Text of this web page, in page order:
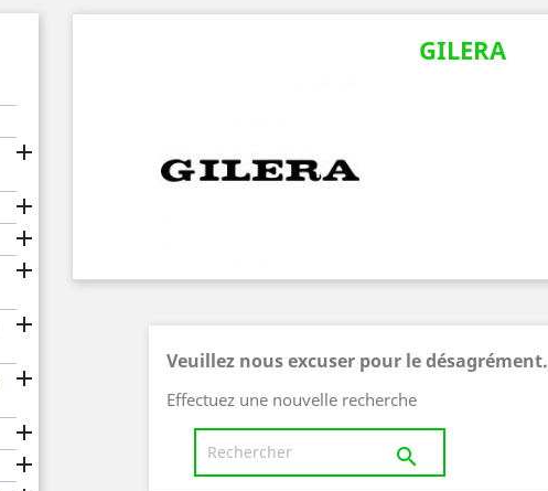








GILERA
Veuillez nous excuser pour le désagrément.
Effectuez une nouvelle recherche
